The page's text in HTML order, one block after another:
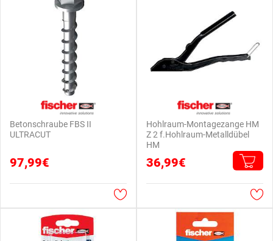
Betonschraube FBS II
ULTRACUT
97,99€
Hohlraum-Montagezange HM
Z 2 f.Hohlraum-Metalldübel
HM
36,99€